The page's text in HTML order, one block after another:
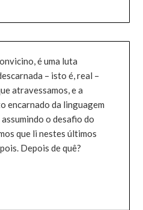
é uma luta
– isto é, real –
atravessamos, e a
encarnado da linguagem
o desafio do
que li nestes últimos
Depois de quê?